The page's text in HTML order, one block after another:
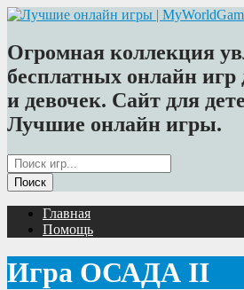
Огромная коллекция
бесплатных онлайн игр
и девочек. Сайт для
Лучшие онлайн игры.
Главная
Помощь
Игра ОСАДА II